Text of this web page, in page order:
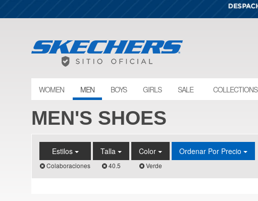
WOMEN MEN BOYS GIRLS SALE COLLECTIONS
MEN'S SHOES
Estilos
Colaboraciones
Talla
40.5
Color
Verde
Ordenar Por Precio